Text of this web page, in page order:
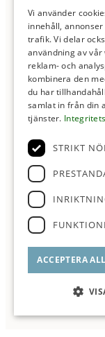
Jag samtycker till
Vi använder
innehåll,
trafik. Vi delar
användning av
reklam- och
kombinera den
du har
samlat in från din
tjänster.
STRIKT
ACCEPTERA